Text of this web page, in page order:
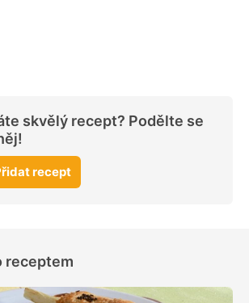
skvělý recept? Podělte se
recept
receptem